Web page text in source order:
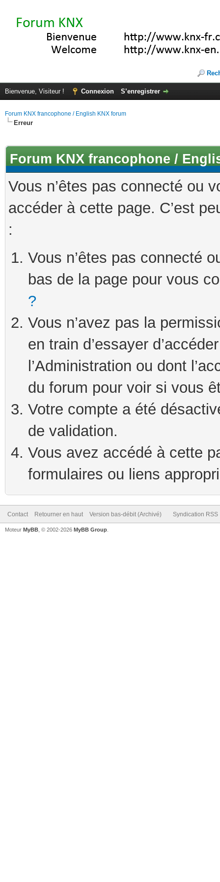
Bienvenue, Visiteur ! Connexion S’enregistrer
Forum KNX francophone / English KNX forum
Erreur
Forum KNX francophone /
Vous n’êtes pas connecté ou
accéder à cette page. C’est
:
Vous n’êtes pas connecté
bas de la page pour vous
?
Vous n’avez pas la
en train d’essayer
l’Administration ou dont
du forum pour voir si vous
Votre compte a été
de validation.
Vous avez accédé à cette
formulaires ou liens
Contact Retourner en haut Version bas-débit (Archivé) Syndication RSS
Moteur MyBB , © 2002-2026 MyBB Group